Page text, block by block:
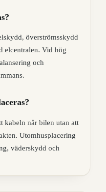
överströmsskydd
elcentralen. Vid hög
och
kabeln når bilen utan att
Utomhusplacering
väderskydd och